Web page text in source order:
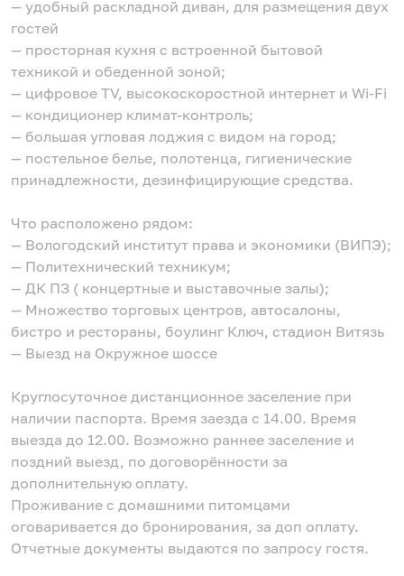
— удобный раскладной диван, для размещения двух
гостей
— просторная кухня с встроенной бытовой
техникой и обеденной зоной;
— цифровое TV, высокоскоростной интернет и Wi-Fi
— кондиционер климат-контроль;
— большая угловая лоджия с видом на город;
— постельное белье, полотенца, гигиенические
принадлежности, дезинфицирующие средства.
Что расположено рядом:
— Вологодский институт права и экономики (ВИПЭ);
— Политехнический техникум;
— ДК ПЗ ( концертные и выставочные залы);
— Множество торговых центров, автосалоны,
бистро и рестораны, боулинг Ключ, стадион Витязь
— Выезд на Окружное шоссе
Круглосуточное дистанционное заселение при
наличии паспорта. Время заезда с 14.00. Время
выезда до 12.00. Возможно раннее заселение и
поздний выезд, по договорённости за
дополнительную оплату.
Проживание с домашними питомцами
оговаривается до бронирования, за доп оплату.
Отчетные документы выдаются по запросу гостя.